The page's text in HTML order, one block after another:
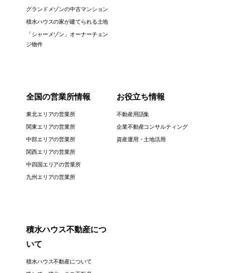
グランドメゾンの中古マンション
積水ハウスの家が建てられる土地
「シャーメゾン」オーナーチェン
ジ物件
全国の営業所情報
東北エリアの営業所
関東エリアの営業所
中部エリアの営業所
関西エリアの営業所
中四国エリアの営業所
九州エリアの営業所
お役立ち情報
不動産用語集
企業不動産コンサルティング
資産運用・土地活用
積水ハウス不動産につ
いて
積水ハウス不動産について